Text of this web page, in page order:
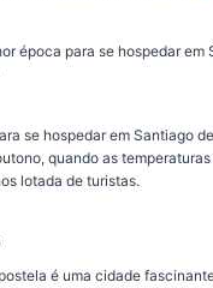
época para se hospedar em
se hospedar em Santiago
quando as
lotada de turistas.
é uma cidade